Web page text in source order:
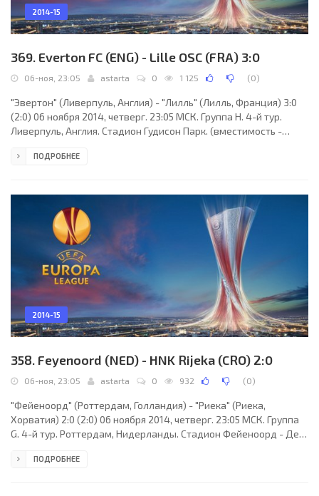
2014-15
369. Everton FC (ENG) - Lille OSC (FRA) 3:0
06-ноя, 23:05 astarta 0 1 125 (0)
"Эвертон" (Ливерпуль, Англия) - "Лилль" (Лилль, Франция) 3:0
(2:0) 06 ноября 2014, четверг. 23:05 МСК. Группа H. 4-й тур.
Ливерпуль, Англия. Стадион Гудисон Парк. (вместимость -
Вен (Голландия), Чарльз Схаап (Голландия). Резервный: Марио
(Кристиан Атсу, 66), Гарет Барри (Даррон Гибсон, 67), Леон
Осман, Джеймс Маккарти
ПОДРОБНЕЕ
2014-15
358. Feyenoord (NED) - HNK Rijeka (CRO) 2:0
06-ноя, 23:05 astarta 0 932 (0)
"Фейеноорд" (Роттердам, Голландия) - "Риека" (Риека,
Хорватия) 2:0 (2:0) 06 ноября 2014, четверг. 23:05 МСК. Группа
G. 4-й тур. Роттердам, Нидерланды. Стадион Фейеноорд - Де
Шотландия), Стюарт Стивенсон (Шотландия), Фрэнсис Коннор
ПОДРОБНЕЕ